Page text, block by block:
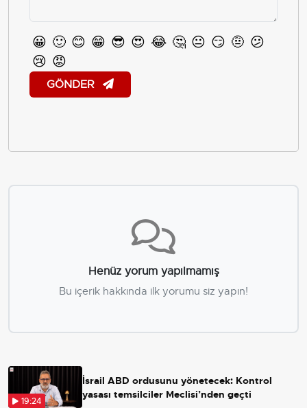
😀 🙂 😊 😁 😎 😍 😂 🤔 😐 😏 🤨 😕
😢 😡
GÖNDER
Henüz yorum yapılmamış
Bu içerik hakkında ilk yorumu siz yapın!
19:24
İsrail ABD ordusunu yönetecek: Kontrol
yasası temsilciler Meclisi’nden geçti